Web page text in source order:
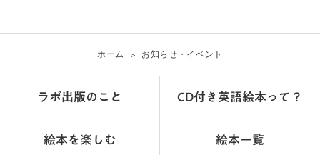
ホーム お知らせ・イベント
ラボ出版のこと CD付き英語絵本って？
絵本を楽しむ 絵本一覧